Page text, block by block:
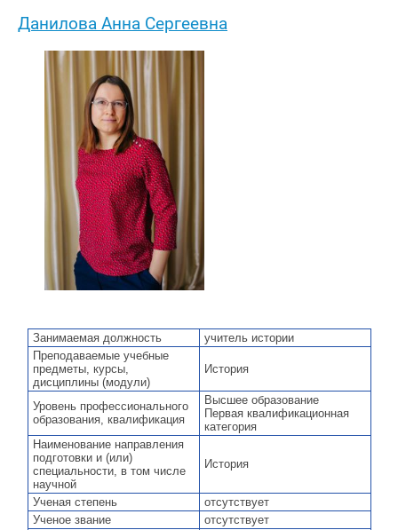
Данилова Анна Сергеевна
Занимаемая должность
учитель истории
Преподаваемые учебные
предметы, курсы,
дисциплины (модули)
История
Уровень профессионального
образования, квалификация
Высшее образование
Первая квалификационная
категория
Наименование направления
подготовки и (или)
специальности, в том числе
научной
История
Ученая степень
отсутствует
Ученое звание
отсутствует